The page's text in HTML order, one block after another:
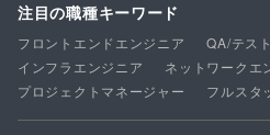
注目の職種キーワード
フロントエンドエンジニア
QA/テス
インフラエンジニア
ネットワークエ
プロジェクトマネージャー
フルスタ